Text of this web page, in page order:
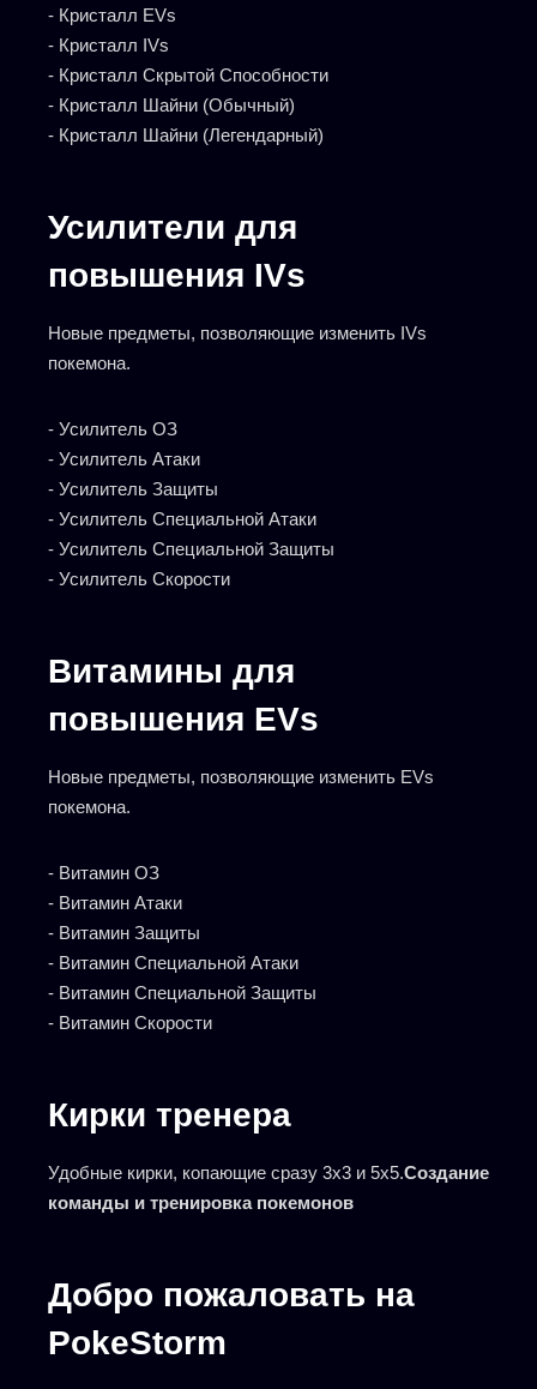
- Кристалл EVs
- Кристалл IVs
- Кристалл Скрытой Способности
- Кристалл Шайни (Обычный)
- Кристалл Шайни (Легендарный)
Усилители для
повышения IVs
Новые предметы, позволяющие изменить IVs
покемона.
- Усилитель ОЗ
- Усилитель Атаки
- Усилитель Защиты
- Усилитель Специальной Атаки
- Усилитель Специальной Защиты
- Усилитель Скорости
Витамины для
повышения EVs
Новые предметы, позволяющие изменить EVs
покемона.
- Витамин ОЗ
- Витамин Атаки
- Витамин Защиты
- Витамин Специальной Атаки
- Витамин Специальной Защиты
- Витамин Скорости
Кирки тренера
Удобные кирки, копающие сразу 3х3 и 5х5.Создание
команды и тренировка покемонов
Добро пожаловать на
PokeStorm